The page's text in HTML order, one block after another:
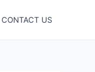
CONTACT US